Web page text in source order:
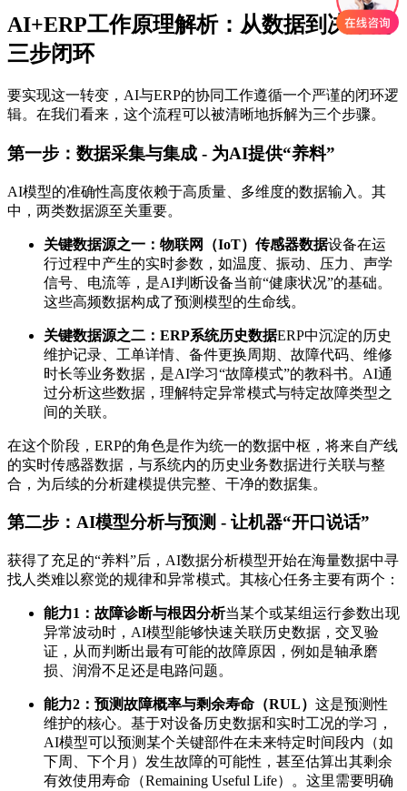
AI+ERP工作原理解析：从数据到决策的
三步闭环
要实现这一转变，AI与ERP的协同工作遵循一个严谨的闭环逻
辑。在我们看来，这个流程可以被清晰地拆解为三个步骤。
第一步：数据采集与集成 - 为AI提供“养料”
AI模型的准确性高度依赖于高质量、多维度的数据输入。其
中，两类数据源至关重要。
关键数据源之一：物联网（IoT）传感器数据设备在运
行过程中产生的实时参数，如温度、振动、压力、声学
信号、电流等，是AI判断设备当前“健康状况”的基础。
这些高频数据构成了预测模型的生命线。
关键数据源之二：ERP系统历史数据ERP中沉淀的历史
维护记录、工单详情、备件更换周期、故障代码、维修
时长等业务数据，是AI学习“故障模式”的教科书。AI通
过分析这些数据，理解特定异常模式与特定故障类型之
间的关联。
在这个阶段，ERP的角色是作为统一的数据中枢，将来自产线
的实时传感器数据，与系统内的历史业务数据进行关联与整
合，为后续的分析建模提供完整、干净的数据集。
第二步：AI模型分析与预测 - 让机器“开口说话”
获得了充足的“养料”后，AI数据分析模型开始在海量数据中寻
找人类难以察觉的规律和异常模式。其核心任务主要有两个：
能力1：故障诊断与根因分析当某个或某组运行参数出现
异常波动时，AI模型能够快速关联历史数据，交叉验
证，从而判断出最有可能的故障原因，例如是轴承磨
损、润滑不足还是电路问题。
能力2：预测故障概率与剩余寿命（RUL） 这是预测性
维护的核心。基于对设备历史数据和实时工况的学习，
AI模型可以预测某个关键部件在未来特定时间段内（如
下周、下个月）发生故障的可能性，甚至估算出其剩余
有效使用寿命（Remaining Useful Life）。这里需要明确